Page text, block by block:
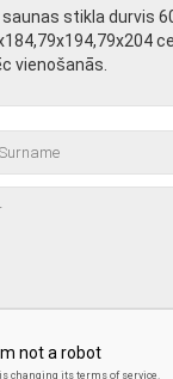
saunas stikla durvis
vienošanās.